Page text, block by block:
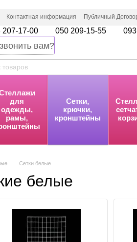
Контактная информация Публичный
207-17-00 050 209-15-55
вам?
для
одежды,
рамы,
Сетки,
крючки,
кронштейны
Сетки белые
белые